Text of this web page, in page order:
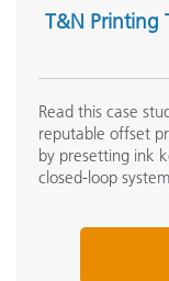
T&N Printing
Read this case
reputable offset
by presetting ink
closed-loop system